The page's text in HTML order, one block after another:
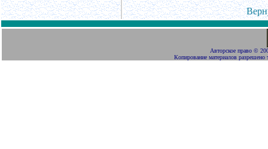
Авторское право ©
Копирование материалов